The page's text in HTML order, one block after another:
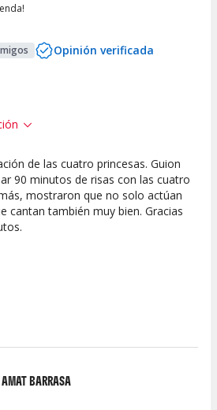
Opinión verificada
10
en
10
Interpretación
artística
de las cuatro princesas. Guion
90 minutos de risas con las cuatro
mostraron que no solo actúan
cantan también muy bien. Gracias
BARRASA